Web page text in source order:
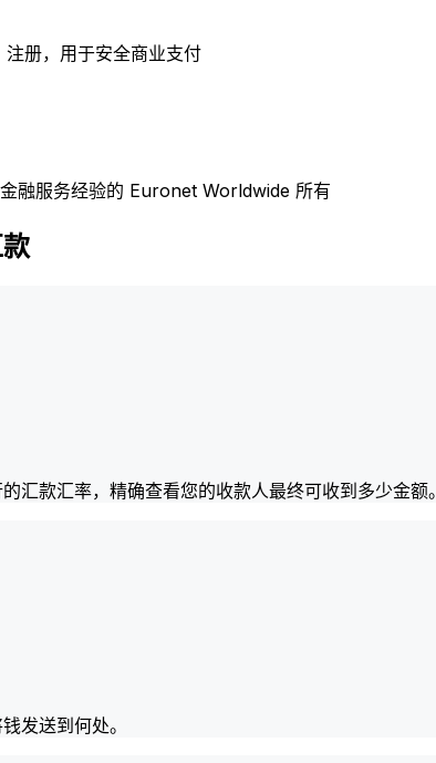
册，用于安全商业支付
融服务经验的 Euronet Worldwide 所有
汇款汇率，精确查看您的收款人最终可收到多少金额。
发送到何处。